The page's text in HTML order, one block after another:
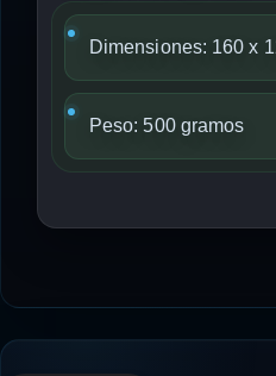
Dimensiones: 160 x
Peso: 500 gramos